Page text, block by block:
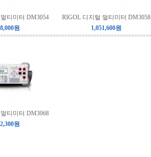
티미터 DM3054
원
RIGOL 디지털 멀티미터 DM3058
1,051,600원
티미터 DM3068
원